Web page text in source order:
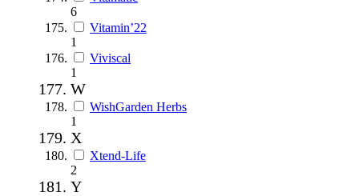
6
Vitamin’22
1
Viviscal
1
W
WishGarden Herbs
1
X
Xtend-Life
2
Y